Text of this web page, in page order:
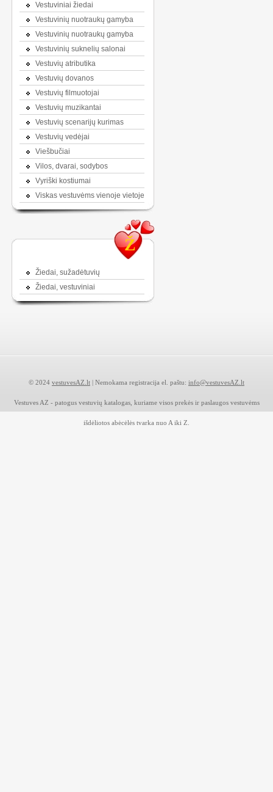
Vestuviniai žiedai
Vestuvinių nuotraukų gamyba
Vestuvinių nuotraukų gamyba
Vestuvinių suknelių salonai
Vestuvių atributika
Vestuvių dovanos
Vestuvių filmuotojai
Vestuvių muzikantai
Vestuvių scenarijų kurimas
Vestuvių vedėjai
Viešbučiai
Vilos, dvarai, sodybos
Vyriški kostiumai
Viskas vestuvėms vienoje vietoje
Ž
Žiedai, sužadėtuvių
Žiedai, vestuviniai
© 2024 vestuvesAZ.lt | Nemokama registracija el. paštu: info@vestuvesAZ.lt
Vestuves AZ - patogus vestuvių katalogas, kuriame visos prekės ir paslaugos vestuvėms
išdėliotos abėcėlės tvarka nuo A iki Z.